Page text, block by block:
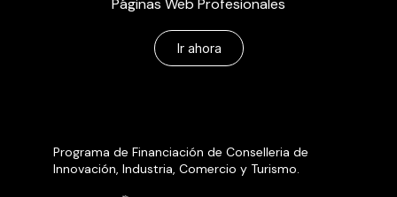
Páginas Web Profesionales
Ir ahora
Programa de Financiación de Conselleria de
Innovación, Industria, Comercio y Turismo.